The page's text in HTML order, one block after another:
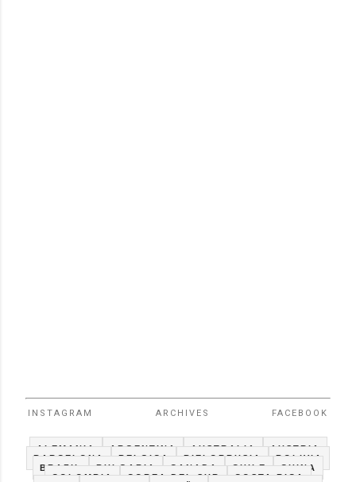
INSTAGRAM ARCHIVES FACEBOOK
ALEMANIA ARGENTINA AUSTRALIA
AUSTRIA
BARCELONA
BELGICA BIELORRUSIA
BOLIVIA
BRAZIL
BULGARIA CANADA CHILE
CHINA
COLOMBIA
COREA DEL SUR
COSTA RICA